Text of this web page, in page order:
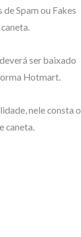
Spam ou Fakes
ser baixado
Hotmart.
nele consta o
caneta.